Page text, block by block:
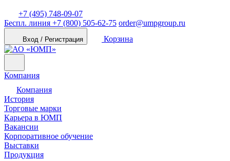
+7 (495) 748-09-07
Беспл. линия +7 (800) 505-62-75 order@umpgroup.ru
Вход / Регистрация Корзина
Компания
Компания
История
Торговые марки
Карьера в ЮМП
Вакансии
Корпоративное обучение
Выставки
Продукция